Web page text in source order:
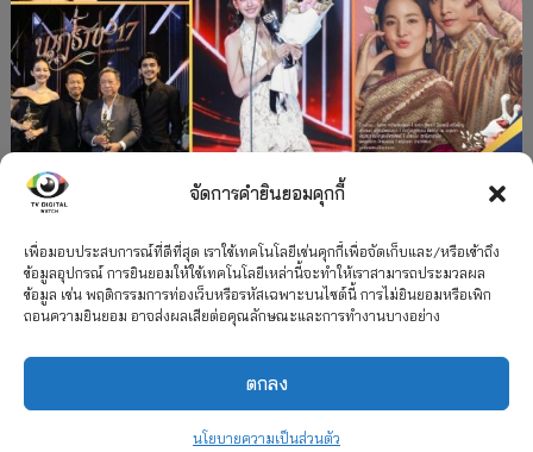
จัดการคำยินยอมคุกกี้
เพื่อมอบประสบการณ์ที่ดีที่สุด เราใช้เทคโนโลยีเช่นคุกกี้เพื่อจัดเก็บและ/หรือเข้าถึง
ข้อมูลอุปกรณ์ การยินยอมให้ใช้เทคโนโลยีเหล่านี้จะทำให้เราสามารถประมวลผล
ข้อมูล เช่น พฤติกรรมการท่องเว็บหรือรหัสเฉพาะบนไซต์นี้ การไม่ยินยอมหรือเพิก
ถอนความยินยอม อาจส่งผลเสียต่อคุณลักษณะและการทำงานบางอย่าง
ตกลง
นโยบายความเป็นส่วนตัว
”คุณพี่เจ้าขาดิฉันเป็นห่านมิใช่หงส์” กวาดรางวัล
เพียบ จาก 8 เวที
2026 TV Digital Watch All Rights Reserved.
รวมเรตติ้ง 2018-2022
สื่อวีดิทัศน์